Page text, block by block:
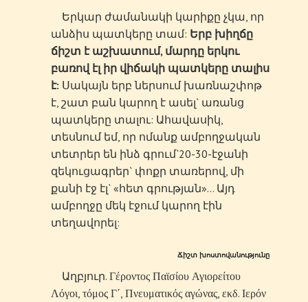
Երկար ժամանակի կարիքը չկա, որ
անձիս պատկերը տամ: Երբ խիղճը
ճիշտ է աշխատում, մարդը երկու
բառով էլ իր վիճակի պատկերը տալիս
է: Սակայն երբ ներսում խառնաշփոթ
է, շատ բան կարող է ասել` առանց
պատկերը տալու: Ահավասիկ,
տեսնում եմ, որ ոմանք ամբողջական
տետրեր են ինձ գրում`20-30-էջանի
զեկուցագրեր` փոքր տառերով, մի
քանի էջ էլ` «հետ գրության»… Այդ
ամբողջը մեկ էջում կարող էին
տեղավորել:
Ճիշտ խոստովանությունը
Աղբյուր. Γέροντος Παϊσίου Αγιορείτου
Λόγοι, τόμος Γ΄, Πνευματικός αγώνας, εκδ. Ιερόν